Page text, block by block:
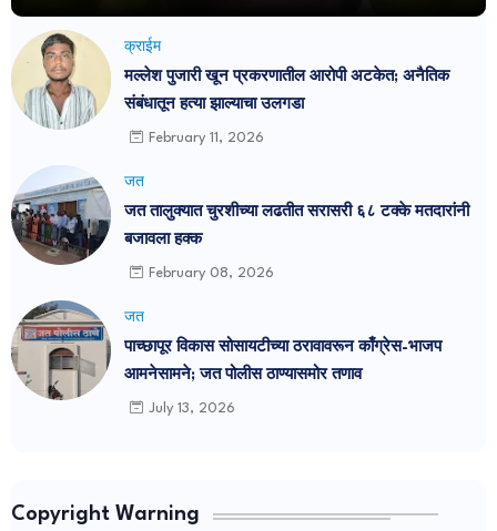
क्राईम
मल्लेश पुजारी खून प्रकरणातील आरोपी अटकेत; अनैतिक
संबंधातून हत्या झाल्याचा उलगडा
February 11, 2026
जत
जत तालुक्यात चुरशीच्या लढतीत सरासरी ६८ टक्के मतदारांनी
बजावला हक्क
February 08, 2026
जत
पाच्छापूर विकास सोसायटीच्या ठरावावरून काँग्रेस-भाजप
आमनेसामने; जत पोलीस ठाण्यासमोर तणाव
July 13, 2026
Copyright Warning